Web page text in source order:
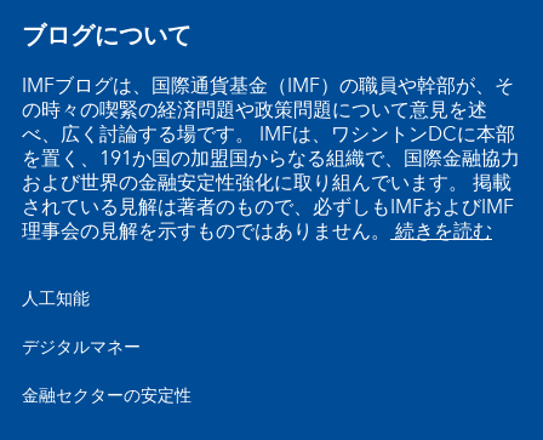
ブログについて
IMFブログは、国際通貨基金（IMF）の職員や幹部が、そ
の時々の喫緊の経済問題や政策問題について意見を述
べ、広く討論する場です。 IMFは、ワシントンDCに本部
を置く、191か国の加盟国からなる組織で、国際金融協力
および世界の金融安定性強化に取り組んでいます。 掲載
されている見解は著者のもので、必ずしもIMFおよびIMF
理事会の見解を示すものではありません。 続きを読む
人工知能
デジタルマネー
金融セクターの安定性